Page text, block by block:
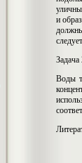
и
Задача
Воды